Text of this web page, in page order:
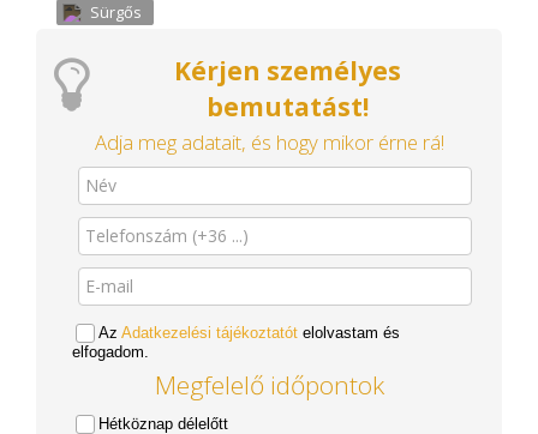
Sürgős
Kérjen személyes
bemutatást!
Adja meg adatait, és hogy mikor érne rá!
Az Adatkezelési tájékoztatót elolvastam és
elfogadom.
Megfelelő időpontok
Hétköznap délelőtt